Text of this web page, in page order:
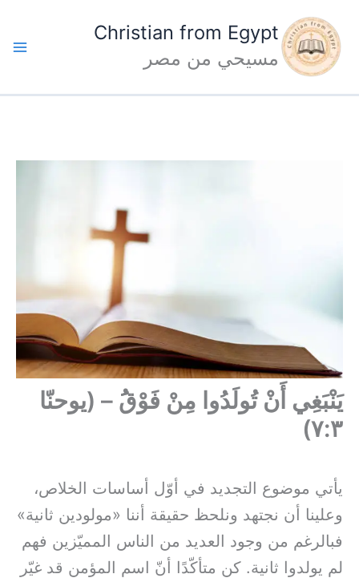
Christian from Egypt
مسيحي من مصر
يَنْبَغِي أَنْ تُولَدُوا مِنْ فَوْقَُ – (يوحنّا
٧:٣)
يأتي موضوع التجديد في أوّل أساسات الخلاص،
وعلينا أن نجتهد ونلحظ حقيقة أننا «مولودين ثانية»
فبالرغم من وجود العديد من الناس المميّزين فهم
لم يولدوا ثانية. كن متأكّدًا أنّ اسم المؤمن قد غيّر